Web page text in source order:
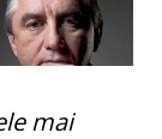
mai